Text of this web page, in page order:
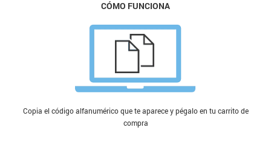
CÓMO FUNCIONA
Copia el código alfanumérico que te aparece y pégalo en tu carrito de
compra